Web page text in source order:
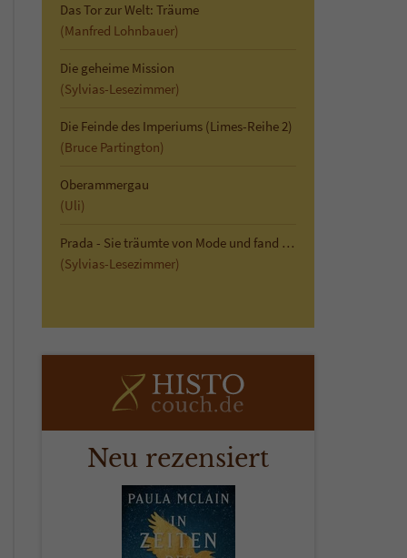
Das Tor zur Welt: Träume
(Manfred Lohnbauer)
Die geheime Mission
(Sylvias-Lesezimmer)
Die Feinde des Imperiums (Limes-Reihe 2)
(Bruce Partington)
Oberammergau
(Uli)
Prada - Sie träumte von Mode und fand die Liebe
(Sylvias-Lesezimmer)
Neu rezensiert